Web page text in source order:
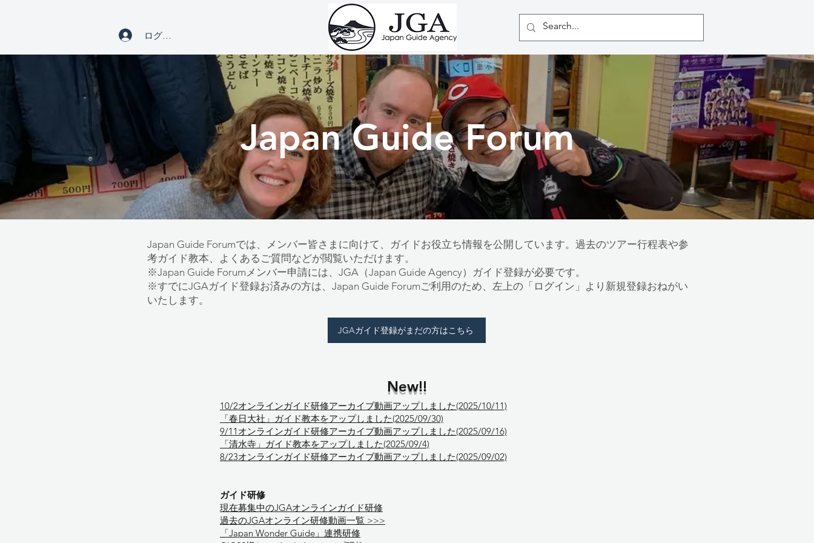
ログイン
Japan Guide Forum
Japan Guide Forumでは、メンバー皆さまに向けて、ガイドお役立ち情報を公開しています。過去のツアー行程表や参
考ガイド教本、よくあるご質問などが閲覧いただけます。
※Japan Guide Forumメンバー申請には、JGA（Japan Guide Agency）ガイド登録が必要です。
※すでにJGAガイド登録お済みの方は、Japan Guide Forumご利用のため、左上の「ログイン」より新規登録おねがい
いたします。
JGAガイド登録がまだの方はこちら
New!!
10/2オンラインガイド研修アーカイブ動画アップしました(2025/10/11)
「春日大社」ガイド教本をアップしました(2025/09/30)
9/11オンラインガイド研修アーカイブ動画アップしました(2025/09/16)
「清水寺」ガイド教本をアップしました(2025/09/4)
8/23オンラインガイド研修アーカイブ動画アップしました(2025/09/02)
ガイド研修
​現在募集中のJGAオンラインガイド研修
過去のJGAオンライン研修動画一覧 >>>
「Japan Wonder Guide」連携研修